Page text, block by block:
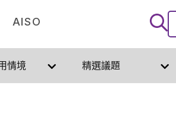
AISO
情境 精選議題